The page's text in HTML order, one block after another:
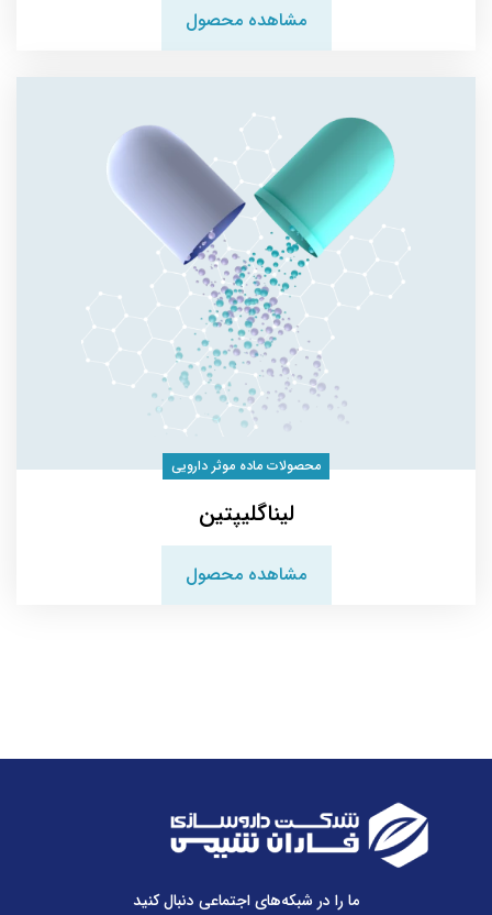
مشاهده محصول
محصولات ماده موثر دارویی
لیناگلیپتین
مشاهده محصول
ما را در شبکه‌های اجتماعی دنبال کنید